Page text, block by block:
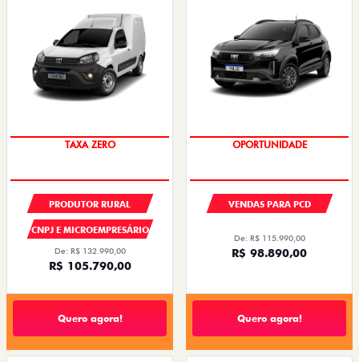
TAXA ZERO
PRODUTOR RURAL
CNPJ E MICROEMPRESÁRIO
De: R$ 132.990,00
R$ 105.790,00
Quero agora!
OPORTUNIDADE
VENDAS PARA PCD
De: R$ 115.990,00
R$ 98.890,00
Quero agora!